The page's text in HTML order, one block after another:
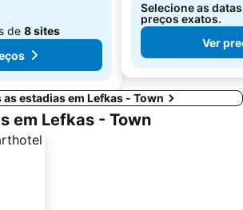
de 8 sites
Selecione as
preços exatos.
Ver
as estadias em Lefkas - Town
em Lefkas - Town